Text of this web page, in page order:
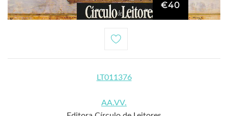
€40
LT011376
AA.VV.